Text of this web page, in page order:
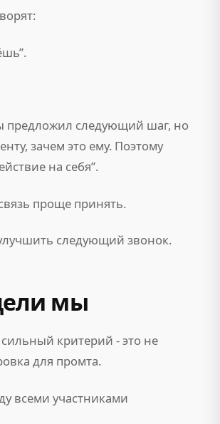
предложил следующий шаг, но
зачем это ему. Поэтому
на себя”.
проще принять.
следующий звонок.
мы
критерий - это не
для промта.
всеми участниками